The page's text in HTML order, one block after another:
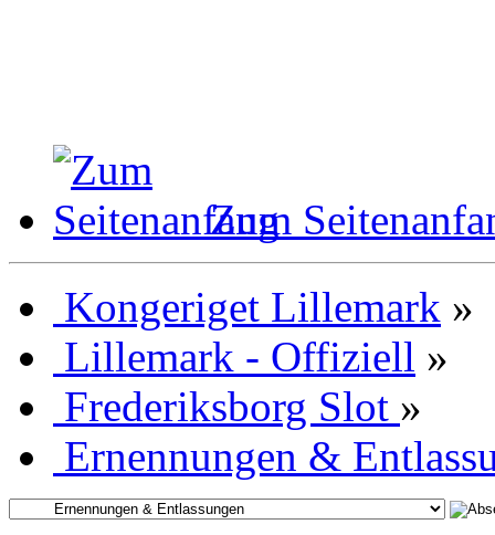
Zum
Kongeriget Lillemark »
Lillemark - Offiziell »
Frederiksborg Slot »
Ernennungen &